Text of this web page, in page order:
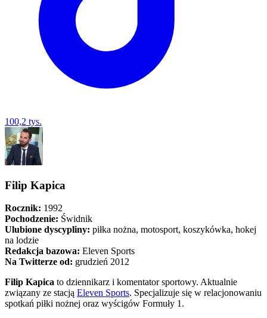
100,2 tys.
Filip Kapica
Rocznik: 1992
Pochodzenie: Świdnik
Ulubione dyscypliny: piłka nożna, motosport, koszykówka, hokej
na lodzie
Redakcja bazowa: Eleven Sports
Na Twitterze od: grudzień 2012
Filip Kapica to dziennikarz i komentator sportowy. Aktualnie
związany ze stacją Eleven Sports. Specjalizuje się w relacjonowaniu
spotkań piłki nożnej oraz wyścigów Formuły 1.